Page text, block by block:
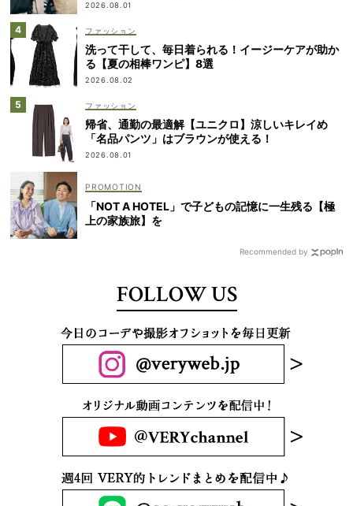
2026.08.01
ファッション
洗って干して、毎日着られる！イージーケアが助か
る【夏の相棒ワンピ】8選
2026.08.02
ファッション
帰省、通勤の最適解【ユニクロ】涼しいキレイめ
「名品パンツ」はブラウンが使える！
2026.08.01
「NOT A HOTEL」で子どもの記憶に一生残る【極
上の家族旅】を
Recommended by
FOLLOW US